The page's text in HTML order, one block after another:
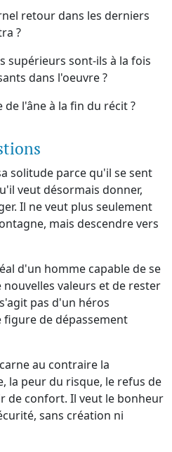
retour dans les derniers
?
supérieurs sont-ils à la fois
dans l'oeuvre ?
l'âne à la fin du récit ?
solitude parce qu'il se sent
veut désormais donner,
Il ne veut plus seulement
mais descendre vers
d'un homme capable de se
nouvelles valeurs et de rester
pas d'un héros
de dépassement
au contraire la
la peur du risque, le refus de
de confort. Il veut le bonheur
sans création ni